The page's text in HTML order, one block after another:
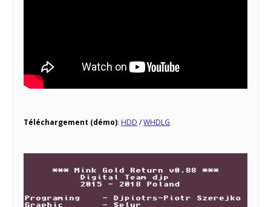
Téléchargement (démo): HDD /WHDLG